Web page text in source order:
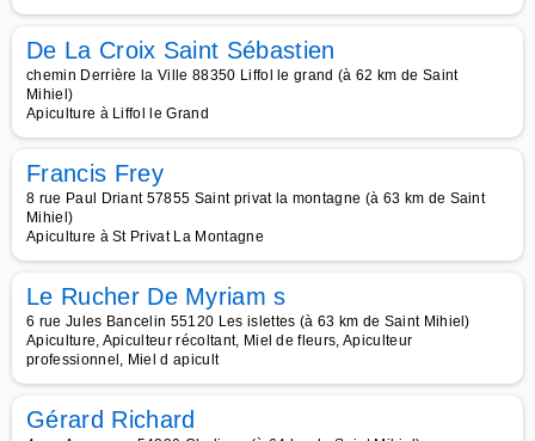
De La Croix Saint Sébastien
chemin Derrière la Ville 88350 Liffol le grand (à 62 km de Saint
Mihiel)
Apiculture à Liffol le Grand
Francis Frey
8 rue Paul Driant 57855 Saint privat la montagne (à 63 km de Saint
Mihiel)
Apiculture à St Privat La Montagne
Le Rucher De Myriam s
6 rue Jules Bancelin 55120 Les islettes (à 63 km de Saint Mihiel)
Apiculture, Apiculteur récoltant, Miel de fleurs, Apiculteur
professionnel, Miel d apicult
Gérard Richard